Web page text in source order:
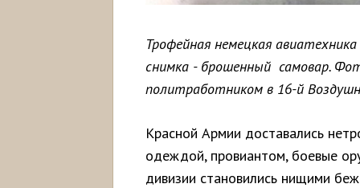
Трофейная немецкая
снимка - брошенный самовар.
политработником в 16-й
Красной Армии доставались
одеждой, провиантом, боевые
дивизии становились нищими